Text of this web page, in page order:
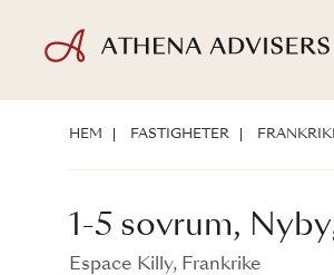
1-5 sovrum, Nybyggnad,
HEM FASTIGHETER
1-5 sovrum,
Espace Killy, Frankrike